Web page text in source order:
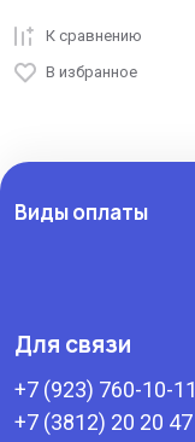
К сравнению
В избранное
Для связи
+7 (923) 760-10-11
+7 (3812) 20 20 47
Виды оплаты